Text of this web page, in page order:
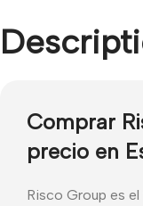
Comprar
precio en
Risco Group es